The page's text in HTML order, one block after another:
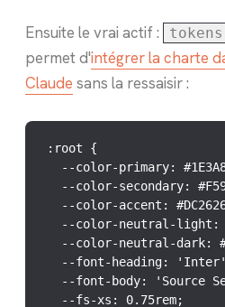
Ensuite le vrai actif :
permet d'intégrer la charte
Claude sans la ressaisir :
:root {
--color-primary:
--color-secondary:
--color-accent:
--color-neutral-light:
--color-neutral-dark:
--font-heading:
--font-body: 'Source
  --fs-xs: 0.75rem;